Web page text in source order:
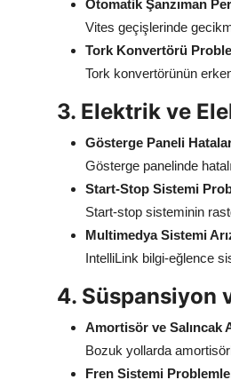
Otomatik Şanzıman
Vites geçişlerinde
Tork Konvertörü
Tork konvertörünün
3. Elektrik ve
Gösterge Paneli
Gösterge panelinde
Start-Stop Sistemi
Start-stop sisteminin
Multimedya Sistemi
IntelliLink bilgi-eğlence
4. Süspansiyon
Amortisör ve Salıncak
Bozuk yollarda
Fren Sistemi